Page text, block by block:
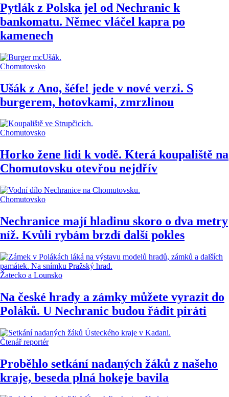
Pytlák z Polska jel od Nechranic k
bankomatu. Němec vláčel kapra po
kamenech
Chomutovsko
Ušák z Ano, šéfe! jede v nové verzi. S
burgerem, hotovkami, zmrzlinou
Chomutovsko
Horko žene lidi k vodě. Která koupaliště na
Chomutovsku otevřou nejdřív
Chomutovsko
Nechranice mají hladinu skoro o dva metry
níž. Kvůli rybám brzdí další pokles
Žatecko a Lounsko
Na české hrady a zámky můžete vyrazit do
Poláků. U Nechranic budou řádit piráti
Čtenář reportér
Proběhlo setkání nadaných žáků z našeho
kraje, beseda plná hokeje bavila